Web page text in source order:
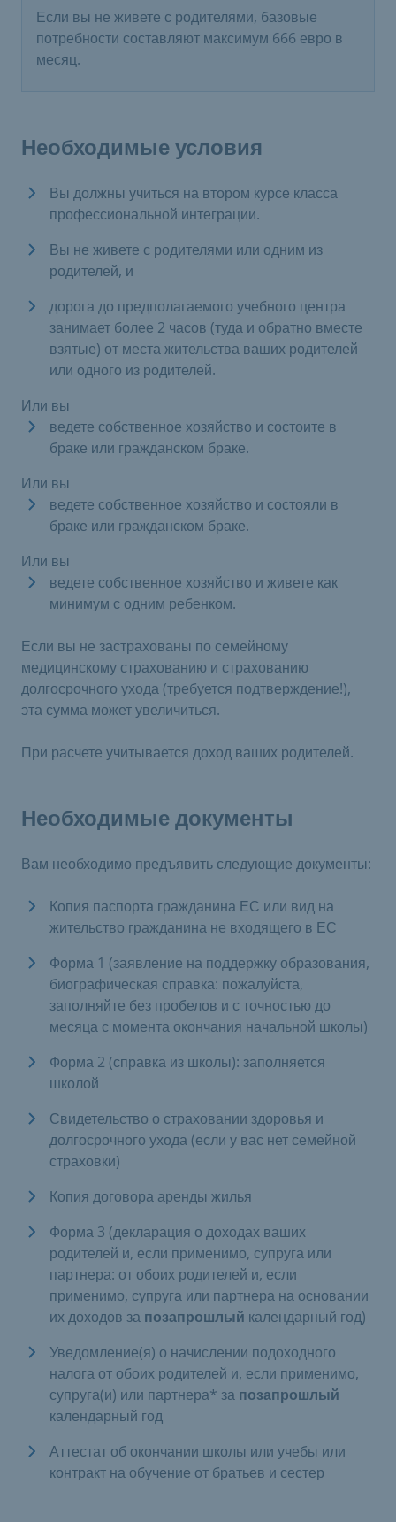
Если вы не живете с родителями, базовые
потребности составляют максимум 666 евро в
месяц.
Необходимые условия
Вы должны учиться на втором курсе класса
профессиональной интеграции.
Вы не живете с родителями или одним из
родителей, и
дорога до предполагаемого учебного центра
занимает более 2 часов (туда и обратно вместе
взятые) от места жительства ваших родителей
или одного из родителей.
Или вы
ведете собственное хозяйство и состоите в
браке или гражданском браке.
Или вы
ведете собственное хозяйство и состояли в
браке или гражданском браке.
Или вы
ведете собственное хозяйство и живете как
минимум с одним ребенком.
Если вы не застрахованы по семейному
медицинскому страхованию и страхованию
долгосрочного ухода (требуется подтверждение!),
эта сумма может увеличиться.
При расчете учитывается доход ваших родителей.
Необходимые документы
Вам необходимо предъявить следующие документы:
Копия паспорта гражданина ЕС или вид на
жительство гражданина не входящего в ЕС
Форма 1 (заявление на поддержку образования,
биографическая справка: пожалуйста,
заполняйте без пробелов и с точностью до
месяца с момента окончания начальной школы)
Форма 2 (справка из школы): заполняется
школой
Свидетельство о страховании здоровья и
долгосрочного ухода (если у вас нет семейной
страховки)
Копия договора аренды жилья
Форма 3 (декларация о доходах ваших
родителей и, если применимо, супруга или
партнера: от обоих родителей и, если
применимо, супруга или партнера на основании
их доходов за позапрошлый календарный год)
Уведомление(я) о начислении подоходного
налога от обоих родителей и, если применимо,
супруга(и) или партнера* за позапрошлый
календарный год
Аттестат об окончании школы или учебы или
контракт на обучение от братьев и сестер